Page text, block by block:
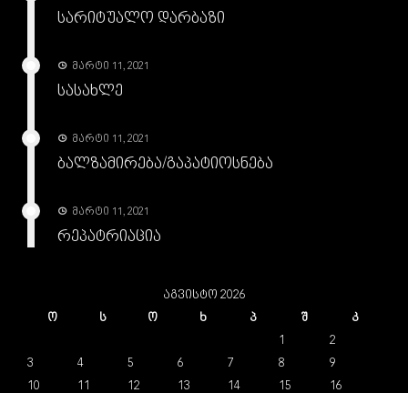
სარიტუალო დარბაზი
მარტი 11, 2021
სასახლე
მარტი 11, 2021
ბალზამირება/გაპატიოსნება
მარტი 11, 2021
რეპატრიაცია
აგვისტო 2026
ო
ს ო ხ პ შ
კ
1
2
3
4 5 6 7 8
9
10
11 12 13 14 15 16